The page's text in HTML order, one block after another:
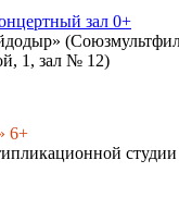
зал 0+
1, зал № 12)
6+